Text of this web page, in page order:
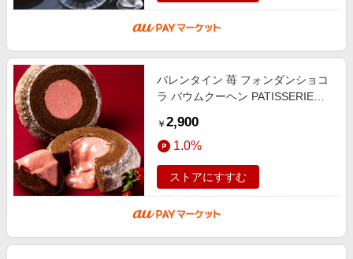
バレンタイン 苺 フォンダンショコ
ラ バウムクーヘン PATISSERIE
いちご スイーツ 洋菓子
￥ 2,900
1.0%
ストアにすすむ